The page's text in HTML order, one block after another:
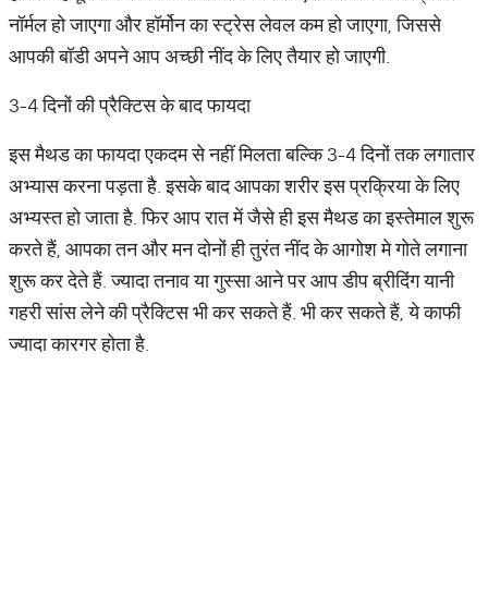
नॉर्मल हो जाएगा और हॉर्मोन का स्ट्रेस लेवल कम हो जाएगा, जिससे
आपकी बॉडी अपने आप अच्छी नींद के लिए तैयार हो जाएगी.
3-4 दिनों की प्रैक्टिस के बाद फायदा
इस मैथड का फायदा एकदम से नहीं मिलता बल्कि 3-4 दिनों तक लगातार
अभ्यास करना पड़ता है. इसके बाद आपका शरीर इस प्रक्रिया के लिए
अभ्यस्त हो जाता है. फिर आप रात में जैसे ही इस मैथड का इस्तेमाल शुरू
करते हैं, आपका तन और मन दोनों ही तुरंत नींद के आगोश मे गोते लगाना
शुरू कर देते हैं. ज्यादा तनाव या गुस्सा आने पर आप डीप ब्रीदिंग यानी
गहरी सांस लेने की प्रैक्टिस भी कर सकते हैं. भी कर सकते हैं, ये काफी
ज्यादा कारगर होता है.